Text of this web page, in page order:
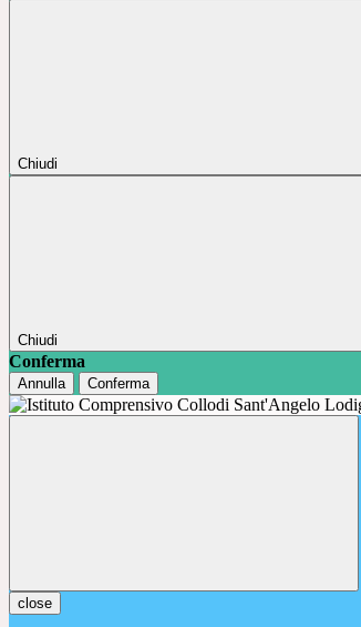
Chiudi
Chiudi
Conferma
Annulla Conferma
close